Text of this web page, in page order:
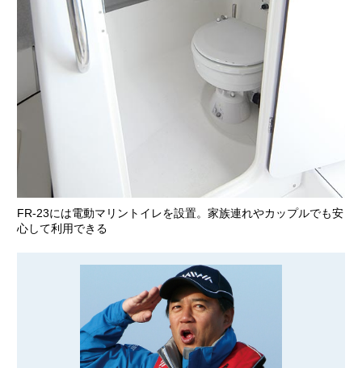
FR-23には電動マリントイレを設置。家族連れやカップルでも安
心して利用できる